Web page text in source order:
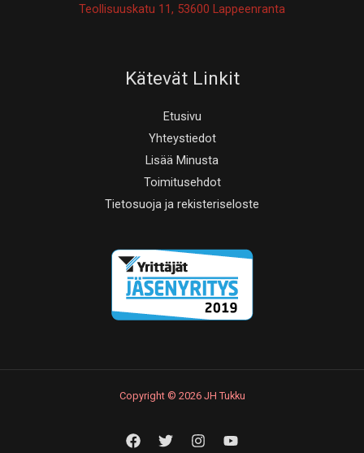
Teollisuuskatu 11, 53600 Lappeenranta
Kätevät Linkit
Etusivu
Yhteystiedot
Lisää Minusta
Toimitusehdot
Tietosuoja ja rekisteriseloste
Copyright © 2026 JH Tukku